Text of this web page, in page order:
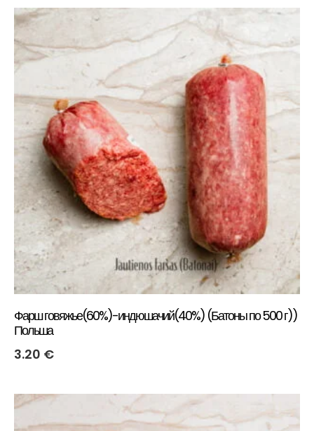
Фарш говяжье(60%)-индюшачий(40%) (Батоны по 500 г))
Польша
3.20 €